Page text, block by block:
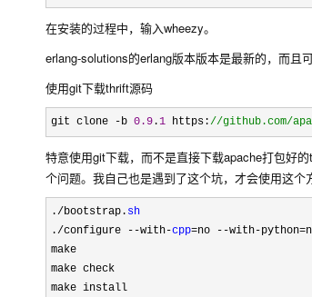
在安装的过程中，输入wheezy。
erlang-solutions的erlang版本版本是最新的，而且
使用git下载thrift源码
git clone -b 0.9 .1 https://github.com/
特意使用git下载，而不是直接下载apache打包好
个问题。我自己也是遇到了这个坑，才会使用这个
./bootstrap. sh
./configure --with-cpp=no --with-
make
make check
make install